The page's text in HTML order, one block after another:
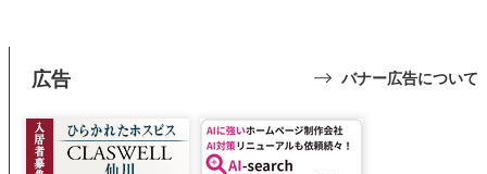
広告 バナー広告について